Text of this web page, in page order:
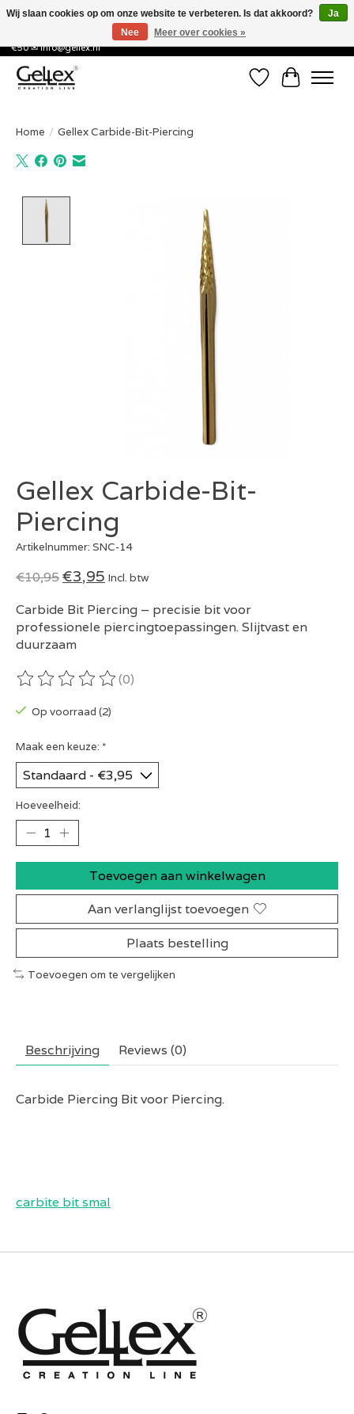
✅ Voor 15:00 besteld, de volgende werkdag in huis! ✅ Gratis verzenden vanaf
€50 ✉info@gellex.nl
Verlanglijst
Home / Gellex Carbide-Bit-Piercing
Product image slideshow Items
Gellex Carbide-Bit-
Piercing
Artikelnummer: SNC-14
€10,95€3,95 Incl. btw
Carbide Bit Piercing – precisie bit voor
professionele piercingtoepassingen. Slijtvast en
duurzaam
De beoordeling van dit product is
(0)
Op voorraad (2)
Maak een keuze: *
Hoeveelheid:
Toevoegen aan winkelwagen
Aan verlanglijst toevoegen
Plaats bestelling
Toevoegen om te vergelijken
Beschrijving Reviews (0)
Carbide Piercing Bit voor Piercing.
carbite bit smal
Wij slaan cookies op om onze website te verbeteren. Is dat akkoord?
Ja
Nee
Meer over cookies »